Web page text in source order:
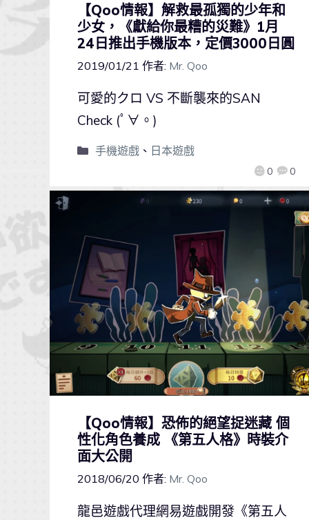
【Qoo情報】解救最孤獨的少年和
少女，《獻給你最糟的災難》1月
24日推出手機版本，定價3000日圓
2019/01/21 作者: Mr. Qoo
0 0
可愛的クロ VS 不斷襲來的SAN
Check (ﾟ∀。)
手機遊戲、 日本遊戲
【Qoo情報】恐佈的絕望捉迷藏 個
性化角色養成 《第五人格》時裝介
面大公開
2018/06/20 作者: Mr. Qoo
龍邑遊戲代理網易遊戲開發《第五人